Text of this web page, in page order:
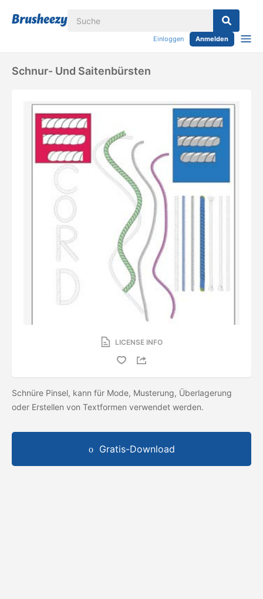
Einloggen Anmelden
Schnur- Und Saitenbürsten
LICENSE INFO
Schnüre Pinsel, kann für Mode, Musterung, Überlagerung
oder Erstellen von Textformen verwendet werden.
Gratis-Download